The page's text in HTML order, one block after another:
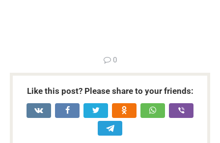
0
Like this post? Please share to your friends: